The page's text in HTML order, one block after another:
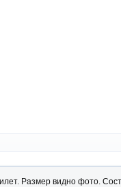
Размер видно фото.